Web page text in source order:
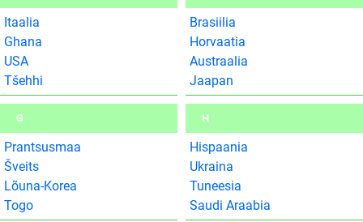
Itaalia
Ghana
USA
Tšehhi
Brasiilia
Horvaatia
Austraalia
Jaapan
G
Prantsusmaa
Šveits
Lõuna-Korea
Togo
H
Hispaania
Ukraina
Tuneesia
Saudi Araabia